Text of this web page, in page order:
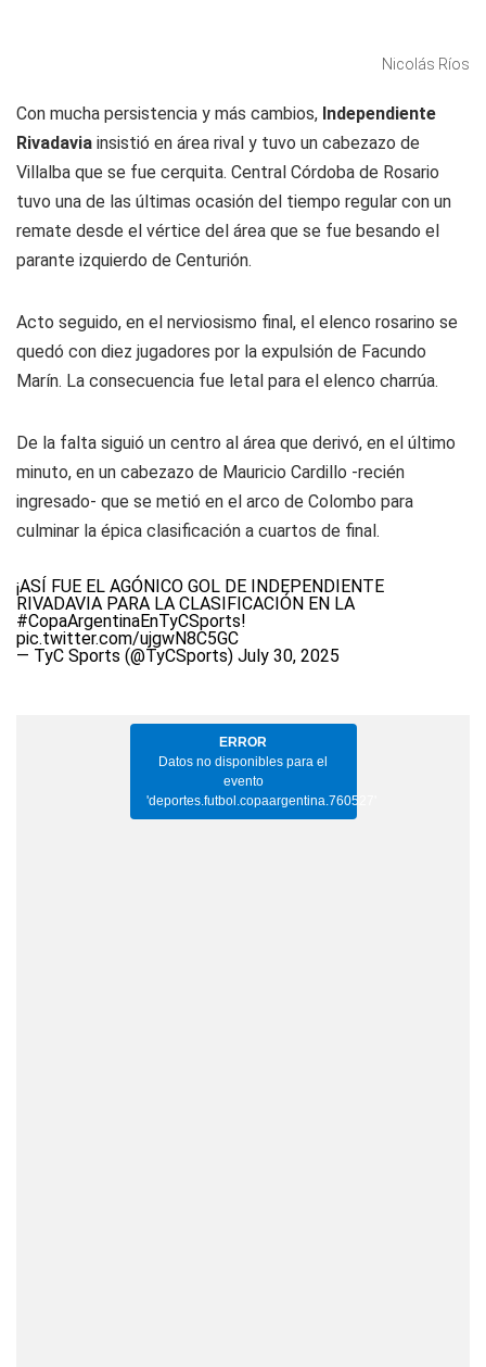
Nicolás Ríos
Con mucha persistencia y más cambios, Independiente
Rivadavia insistió en área rival y tuvo un cabezazo de
Villalba que se fue cerquita. Central Córdoba de Rosario
tuvo una de las últimas ocasión del tiempo regular con un
remate desde el vértice del área que se fue besando el
parante izquierdo de Centurión.
Acto seguido, en el nerviosismo final, el elenco rosarino se
quedó con diez jugadores por la expulsión de Facundo
Marín. La consecuencia fue letal para el elenco charrúa.
De la falta siguió un centro al área que derivó, en el último
minuto, en un cabezazo de Mauricio Cardillo -recién
ingresado- que se metió en el arco de Colombo para
culminar la épica clasificación a cuartos de final.
¡ASÍ FUE EL AGÓNICO GOL DE INDEPENDIENTE
RIVADAVIA PARA LA CLASIFICACIÓN EN LA
#CopaArgentinaEnTyCSports!
pic.twitter.com/ujgwN8C5GC
— TyC Sports (@TyCSports) July 30, 2025